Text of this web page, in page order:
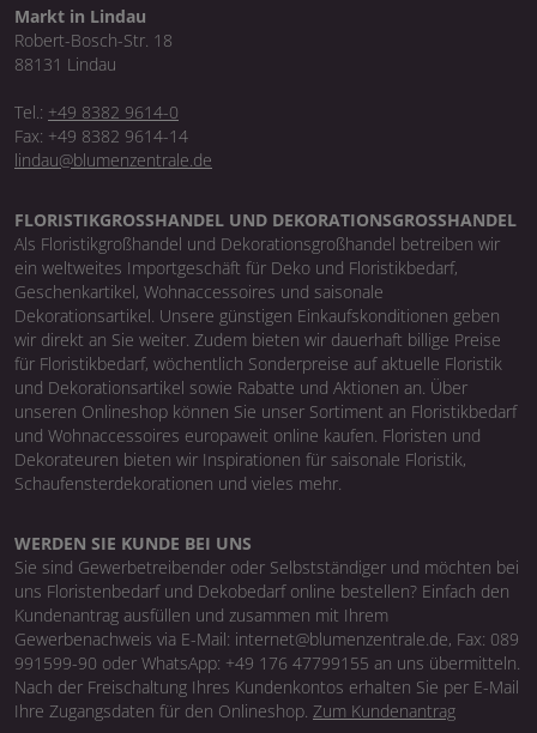
Markt in Lindau
Robert-Bosch-Str. 18
88131 Lindau
Tel.: +49 8382 9614-0
Fax: +49 8382 9614-14
lindau@blumenzentrale.de
FLORISTIKGROSSHANDEL UND DEKORATIONSGROSSHANDEL
Als Floristikgroßhandel und Dekorationsgroßhandel betreiben wir
ein weltweites Importgeschäft für Deko und Floristikbedarf,
Geschenkartikel, Wohnaccessoires und saisonale
Dekorationsartikel. Unsere günstigen Einkaufskonditionen geben
wir direkt an Sie weiter. Zudem bieten wir dauerhaft billige Preise
für Floristikbedarf, wöchentlich Sonderpreise auf aktuelle Floristik
und Dekorationsartikel sowie Rabatte und Aktionen an. Über
unseren Onlineshop können Sie unser Sortiment an Floristikbedarf
und Wohnaccessoires europaweit online kaufen. Floristen und
Dekorateuren bieten wir Inspirationen für saisonale Floristik,
Schaufensterdekorationen und vieles mehr.
WERDEN SIE KUNDE BEI UNS
Sie sind Gewerbetreibender oder Selbstständiger und möchten bei
uns Floristenbedarf und Dekobedarf online bestellen? Einfach den
Kundenantrag ausfüllen und zusammen mit Ihrem
Gewerbenachweis via E-Mail: internet@blumenzentrale.de, Fax: 089
991599-90 oder WhatsApp: +49 176 47799155 an uns übermitteln.
Nach der Freischaltung Ihres Kundenkontos erhalten Sie per E-Mail
Ihre Zugangsdaten für den Onlineshop. Zum Kundenantrag